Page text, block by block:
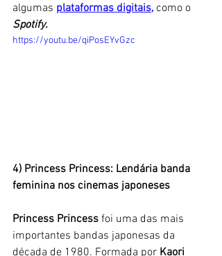
algumas plataformas digitais, como o
Spotify.
https://youtu.be/qiPosEYvGzc
4) Princess Princess: Lendária banda
feminina nos cinemas japoneses
Princess Princess foi uma das mais
importantes bandas japonesas da
década de 1980. Formada por Kaori